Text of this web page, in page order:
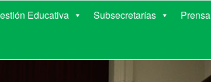
CORRIENTES
Educativa Subsecretarías Prensa